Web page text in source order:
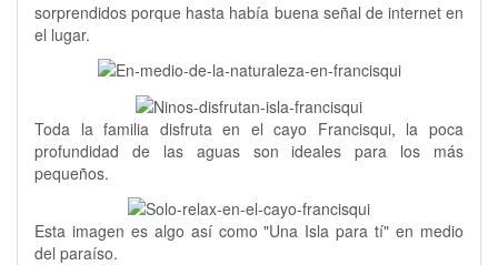
sorprendidos porque hasta había buena señal de internet en
el lugar.
Toda la familia disfruta en el cayo Francisqui, la poca
profundidad de las aguas son ideales para los más
pequeños.
Esta imagen es algo así como "Una Isla para tí" en medio
del paraíso.